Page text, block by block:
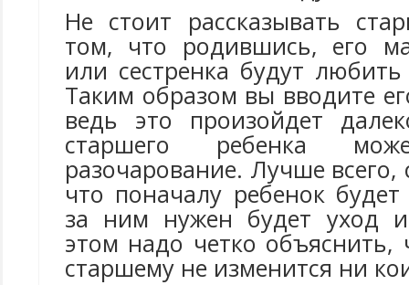
Не стоит рассказывать
том, что родившись, его
или сестренка будут
Таким образом вы вводите
ведь это произойдет
старшего ребенка
разочарование. Лучше всего,
что поначалу ребенок
за ним нужен будет уход
этом надо четко
старшему не изменится ни